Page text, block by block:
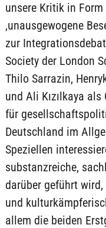
unsere Kritik in
‚unausgewogene
zur
Society der London
Thilo Sarrazin,
und Ali Kızılkaya
für
Deutschland im
Speziellen
substanzreiche,
darüber geführt
und
allem die beiden